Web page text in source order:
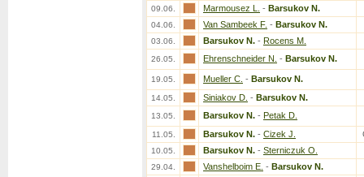
09.06. Marmousez L. - Barsukov N.
04.06. Van Sambeek F. - Barsukov N.
03.06. Barsukov N. - Rocens M.
26.05. Ehrenschneider N. - Barsukov N.
19.05. Mueller C. - Barsukov N.
14.05. Siniakov D. - Barsukov N.
13.05. Barsukov N. - Petak D.
11.05. Barsukov N. - Cizek J.
10.05. Barsukov N. - Sterniczuk O.
29.04. Vanshelboim E. - Barsukov N.